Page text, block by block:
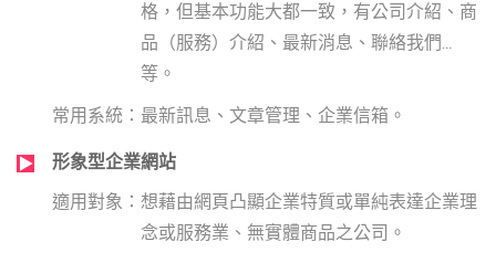
格，但基本功能大都一致，有公司介紹、商
品（服務）介紹、最新消息、聯絡我們…
等。
最新訊息、文章管理、企業信箱。
形象型企業網站
想藉由網頁凸顯企業特質或單純表達企業理
念或服務業、無實體商品之公司。